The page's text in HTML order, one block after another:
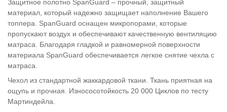
Защитное полотно SpanGuard – прочный, защитный
материал, который надежно защищает наполнение Вашего
топпера. SpanGuard оснащен микропорами, которые
пропускают воздух и обеспечивают качественную вентиляцию
матраса. Благодаря гладкой и равномерной поверхности
материала SpanGuard обеспечивается легкое снятие чехла с
матраса.
Чехол из стандартной жаккардовой ткани. Ткань приятная на
ощупь и прочная. Износосотойкость 20 000 Циклов по тесту
Мартиндейла.